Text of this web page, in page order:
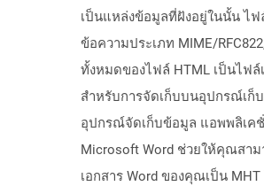
เป็นแหล่งข้อมูลที่ฝังอยู่ในนั้น ไฟ
ข้อความประเภท MIME/
ทั้งหมดของไฟล์ HTML เป็นไฟล์
สำหรับการจัดเก็บบนอุปกรณ์เก็
อุปกรณ์จัดเก็บข้อมูล แอพพลิเค
Microsoft Word ช่วยให้คุณสาม
เอกสาร Word ของคุณเป็น